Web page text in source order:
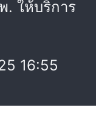
. ให้บริการ
16:55